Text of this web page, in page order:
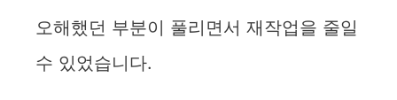
오해했던 부분이 풀리면서 재작업을 줄일
수 있었습니다.